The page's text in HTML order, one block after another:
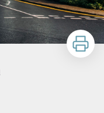
Zu